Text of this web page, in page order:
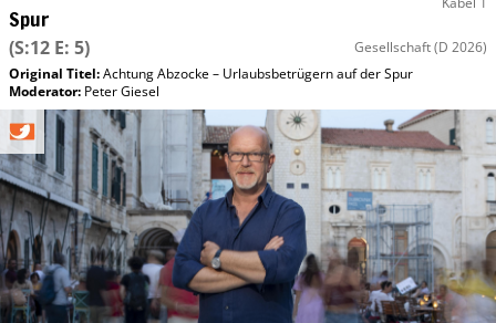
Spur
(S:12 E: 5) Gesellschaft(D 2026)
Original Titel:Achtung Abzocke – Urlaubsbetrügern auf der Spur
Moderator: Peter Giesel